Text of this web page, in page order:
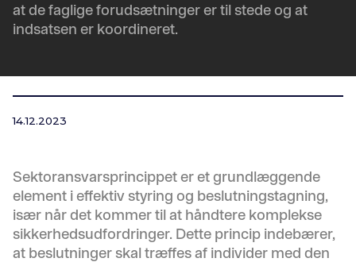
at de faglige forudsætninger er til stede og at
indsatsen er koordineret.
14.12.2023
Sektoransvarsprincippet er et grundlæggende
element i effektiv styring og beslutningstagning,
især når det kommer til at håndtere komplekse
sikkerhedsudfordringer. Dette princip indebærer,
at beslutninger skal træffes af individer med den